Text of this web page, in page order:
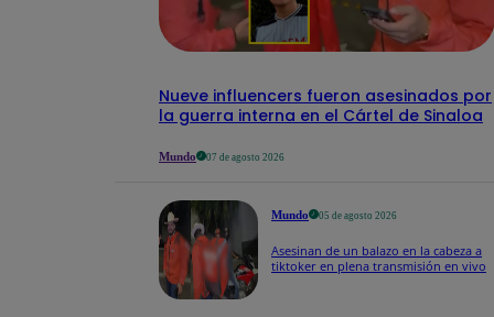
07 de agosto 2026
Donald Trump vuelve a
firmar decretos para
Nueve influencers fueron asesinados por
la guerra interna en el Cártel de Sinaloa
Mundo 07 de agosto 2026
Mundo 05 de agosto 2026
Asesinan de un balazo en la cabeza a
tiktoker en plena transmisión en vivo